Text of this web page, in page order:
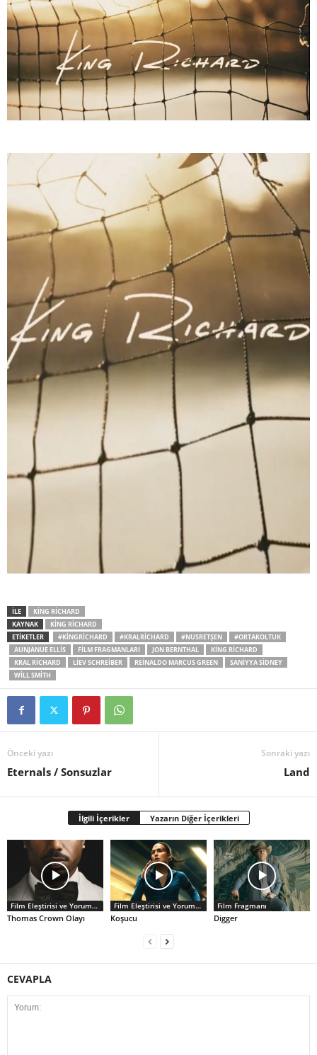
İLE
KING RICHARD
KAYNAK
KING RICHARD
ETİKETLER
#KINGRICHARD #KRALRICHARD #NUSRETŞEN
#ORTAKOLTUK
AUNJANUE ELLIS
FILM FRAGMANLARI JON BERNTHAL
KING RICHARD
KRAL RICHARD
LIEV SCHREIBER REINALDO MARCUS GREEN
SANIYYA SIDNEY
WILL SMITH
Önceki yazı
Eternals / Sonsuzlar
Sonraki yazı
Land
İlgili İçerikler Yazarın Diğer İçerikleri
Film Eleştirisi ve Yorumlar
Thomas Crown Olayı
Film Eleştirisi ve Yorumlar
Koşucu
Film Fragmanı
Digger
CEVAPLA